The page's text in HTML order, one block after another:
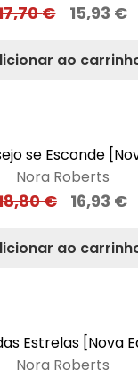
€ 15,93 €
ao
se Esconde
Nora Roberts
€ 16,93 €
ao
Estrelas [Nova
Nora Roberts